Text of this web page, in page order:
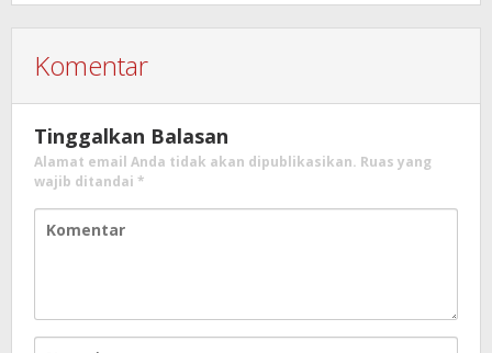
Komentar
Tinggalkan Balasan
Alamat email Anda tidak akan dipublikasikan. Ruas yang
wajib ditandai *